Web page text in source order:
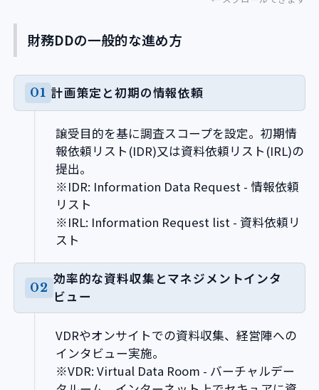
財務DDの一般的な進め方
計画策定と初期の情報依頼
譲受目的を基に調査スコープを設定。初期情
報依頼リスト(IDR)又は資料依頼リスト(IRL)の
提出。
※IDR: Information Data Request - 情報依頼
リスト
※IRL: Information Request list - 資料依頼リ
スト
効率的な資料収集とマネジメントインタ
ビュー
VDRやオンサイトでの資料収集、経営陣への
インタビュー実施。
※VDR: Virtual Data Room - バーチャルデー